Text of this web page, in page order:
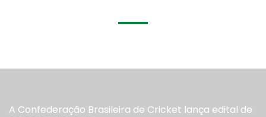
A Confederação Brasileira de Cricket lança edital de